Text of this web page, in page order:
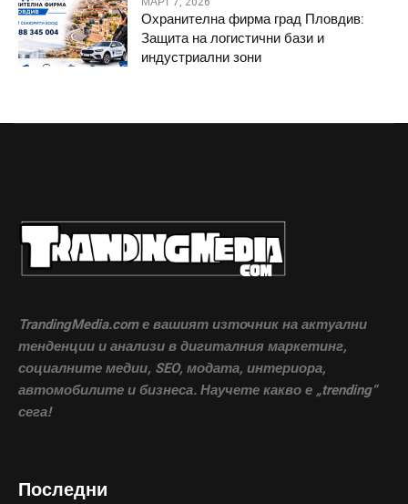
Охранителна фирма град Пловдив:
Защита на логистични бази и
индустриални зони
TrandingMedia.com е вашият източник на актуални
тенденции и анализи в дигиталния маркетинг,
социалните медии, SEO, модата, интериора,
автомобилите и бизнеса. Научете какво е „trending“
сега!
Последни